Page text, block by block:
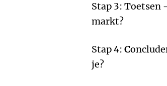
Stap 3: Toetsen
markt?
Stap 4: C
je?